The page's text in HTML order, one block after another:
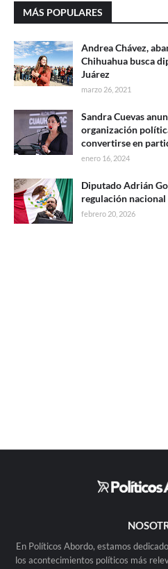
MÁS POPULARES
Andrea Chávez,
Chihuahua busca
Juárez
marzo 26, 2021
Sandra Cuevas
organización
convertirse en
enero 16, 2024
Diputado Adrián
regulación nacional
febrero 20, 2026
En Políticos Abordo, estamos
los acontecimientos políticos más